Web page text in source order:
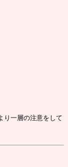
り一層の注意をして